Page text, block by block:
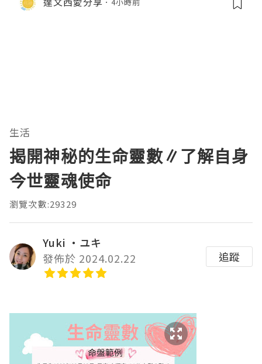
生活
揭開神秘的生命靈數∥了解自身
今世靈魂使命
瀏覽次數:29329
Yuki ‧ユキ
發佈於 2024.02.22
追蹤